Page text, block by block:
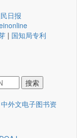
日报
| 国知局专利
中外文电子图书资